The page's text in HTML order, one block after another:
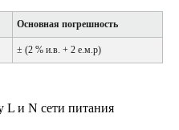
Основная погрешность
± (2 % и.в. + 2 е.м.р)
L и N сети питания